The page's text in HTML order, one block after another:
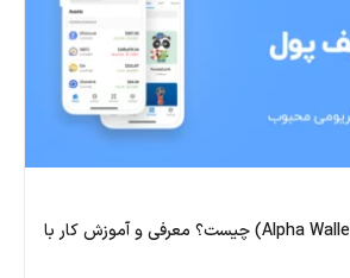
کیف پول آلفا والت (Alpha Wallet) چیست؟ معرفی و آموزش کار با